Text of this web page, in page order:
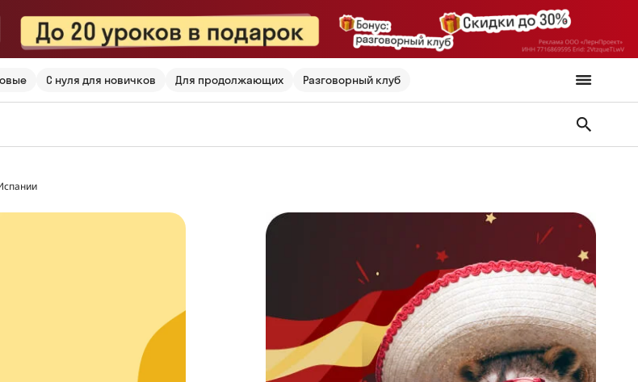
С нуля для новичков Для продолжающих Разговорный клуб